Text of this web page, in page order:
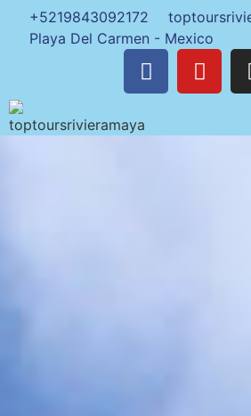
+5219843092172
Playa Del Carmen - Mexico